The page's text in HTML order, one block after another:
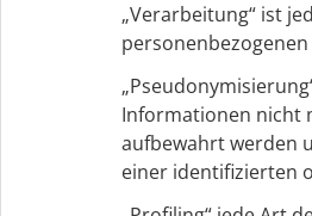
„Verarbeitung“ ist
Informationen nicht
aufbewahrt werden
einer identifizierten